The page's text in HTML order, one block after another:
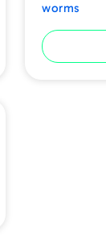
worms